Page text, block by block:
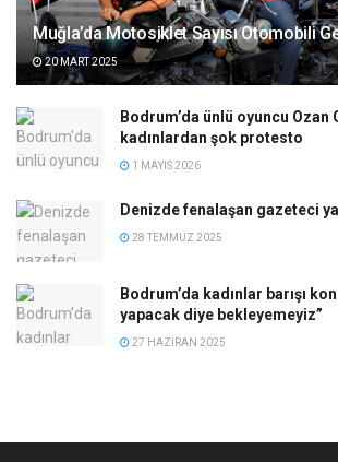
Muğla’da Motosiklet Sayısı Otomobili
20 MART 2025
Bodrum’da ünlü oyuncu Ozan
kadınlardan şok protesto
1 MAYIS 2026
Denizde fenalaşan gazeteci
28 TEMMUZ 2025
Bodrum’da kadınlar barışı
yapacak diye bekleyemeyiz”
27 HAZIRAN 2025